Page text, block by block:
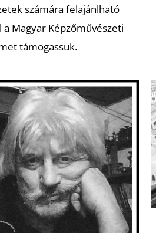
számára felajánlható
a Magyar Képzőművészeti
támogassuk.